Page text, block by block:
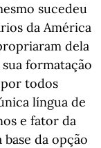
sucedeu
da América
dela
formatação
por todos
língua de
e fator da
base da opção